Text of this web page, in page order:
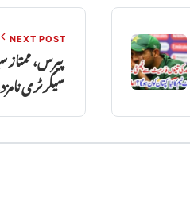
NEXT POST
پیرس،
سیکرٹری